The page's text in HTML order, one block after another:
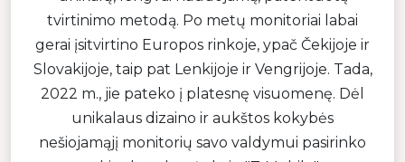
tvirtinimo metodą. Po metų monitoriai labai
gerai įsitvirtino Europos rinkoje, ypač Čekijoje ir
Slovakijoje, taip pat Lenkijoje ir Vengrijoje. Tada,
2022 m., jie pateko į platesnę visuomenę. Dėl
unikalaus dizaino ir aukštos kokybės
nešiojamąjį monitorių savo valdymui pasirinko